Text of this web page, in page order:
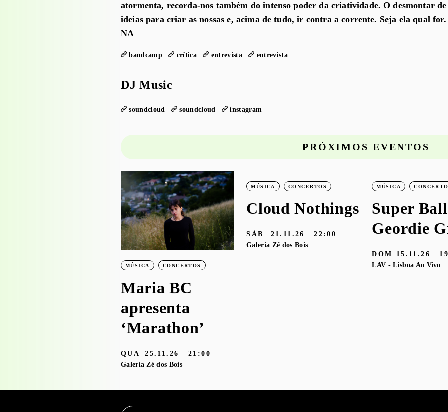
atormenta, recorda-nos também do intenso poder da criatividade. O desmontar de
ideias para criar as nossas e, acima de tudo, ir contra a corrente. Seja ela qual for.
NA
bandcamp crítica entrevista entrevista
DJ Music
soundcloud soundcloud instagram
PRÓXIMOS EVENTOS
MÚSICA CONCERTOS
Maria BC
apresenta
‘Marathon’
QUA 25.11.26
21:00
Galeria Zé dos Bois
MÚSICA CONCERTOS
Cloud Nothings
SÁB 21.11.26
22:00
Galeria Zé dos Bois
MÚSICA
Super
Geordie
DOM 15.11.26
LAV - Lisboa Ao Vivo